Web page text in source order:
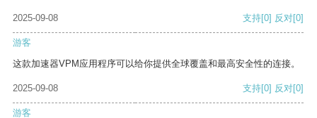
2025-09-08 支持[0] 反对[0]
游客
这款加速器VPM应用程序可以给你提供全球覆盖和最高安全性的连接。
2025-09-08 支持[0] 反对[0]
游客